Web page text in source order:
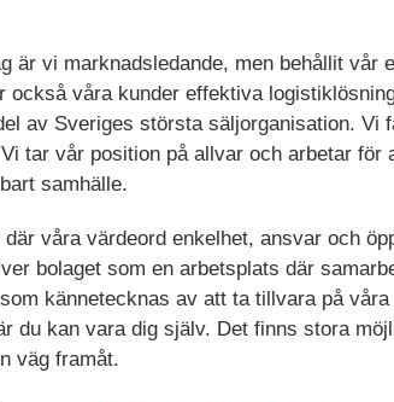
är vi marknadsledande, men behållit vår
också våra kunder effektiva
av Sveriges största säljorganisation. Vi
tar vår position på allvar och arbetar för
samhälle.
våra värdeord enkelhet, ansvar och
bolaget som en arbetsplats där
kännetecknas av att ta tillvara på
du kan vara dig själv. Det finns stora
väg framåt.